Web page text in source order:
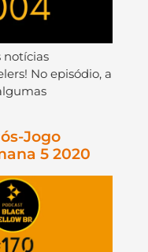
notícias
No episódio, a
Jogo
5 2020